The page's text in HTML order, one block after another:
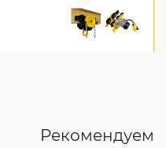
Рекомендуем